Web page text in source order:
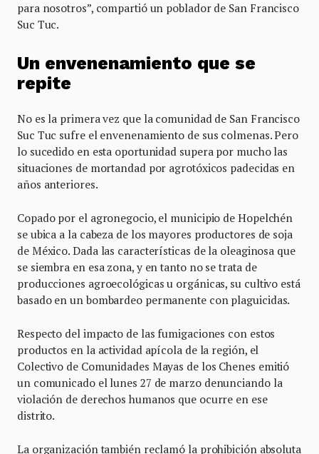
para nosotros”, compartió un poblador de San Francisco
Suc Tuc.
Un envenenamiento que se
repite
No es la primera vez que la comunidad de San Francisco
Suc Tuc sufre el envenenamiento de sus colmenas. Pero
lo sucedido en esta oportunidad supera por mucho las
situaciones de mortandad por agrotóxicos padecidas en
años anteriores.
Copado por el agronegocio, el municipio de Hopelchén
se ubica a la cabeza de los mayores productores de soja
de México. Dada las características de la oleaginosa que
se siembra en esa zona, y en tanto no se trata de
producciones agroecológicas u orgánicas, su cultivo está
basado en un bombardeo permanente con plaguicidas.
Respecto del impacto de las fumigaciones con estos
productos en la actividad apícola de la región, el
Colectivo de Comunidades Mayas de los Chenes emitió
un comunicado el lunes 27 de marzo denunciando la
violación de derechos humanos que ocurre en ese
distrito.
La organización también reclamó la prohibición absoluta